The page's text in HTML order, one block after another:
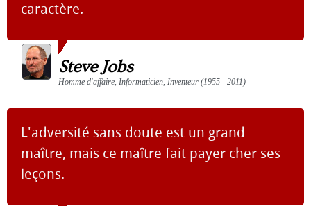
caractère.
Steve Jobs
Homme d'affaire, Informaticien, Inventeur (1955 - 2011)
L'adversité sans doute est un grand
maître, mais ce maître fait payer cher ses
leçons.